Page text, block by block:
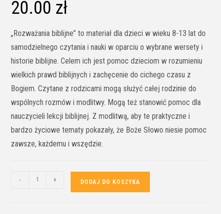
20.00 zł
„Rozważania biblijne” to materiał dla dzieci w wieku 8-13 lat do
samodzielnego czytania i nauki w oparciu o wybrane wersety i
historie biblijne. Celem ich jest pomoc dzieciom w rozumieniu
wielkich prawd biblijnych i zachęcenie do cichego czasu z
Bogiem. Czytane z rodzicami mogą służyć całej rodzinie do
wspólnych rozmów i modlitwy. Mogą też stanowić pomoc dla
nauczycieli lekcji biblijnej. Z modlitwą, aby te praktyczne i
bardzo życiowe tematy pokazały, że Boże Słowo niesie pomoc
zawsze, każdemu i wszędzie.
- + DODAJ DO KOSZYKA